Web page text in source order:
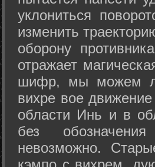
уклониться
изменить
оборону
отражает
шифр, мы можем
вихре вое
области Инь и в
без
невозможно.